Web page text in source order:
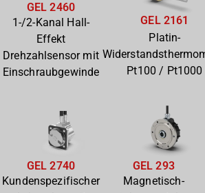
GEL 2460
1-/2-Kanal Hall-
Effekt
Drehzahlsensor mit
Einschraubgewinde
GEL 2161
Platin-
Pt100 / Pt1000
GEL 2740
Kundenspezifischer
GEL 293
Magnetisch-